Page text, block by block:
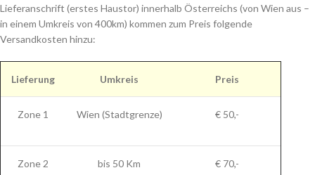
Lieferanschrift (erstes Haustor) innerhalb Österreichs (von Wien aus –
in einem Umkreis von 400km) kommen zum Preis folgende
Versandkosten hinzu:
Lieferung Umkreis Preis
Zone 1 Wien (Stadtgrenze) € 50,-
Zone 2 bis 50 Km € 70,-